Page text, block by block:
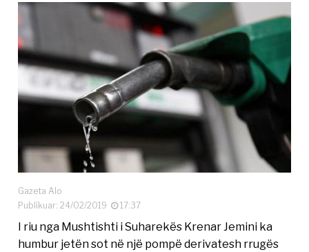
Gazeta Alo
Publikuar: 24/02/2019
17:37
I riu nga Mushtishti i Suharekës Krenar Jemini ka
humbur jetën sot në një pompë derivatesh rrugës